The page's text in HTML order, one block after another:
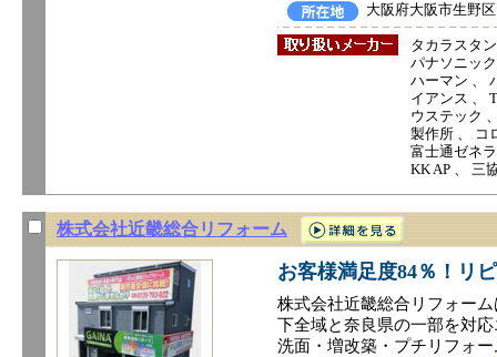
大阪府大阪市生野
タカラスタ
パナソニッ
ハーマン 、
イアンス 、
ウステック
製作所 、 コ
富士通ゼネ
KK AP 、 三
株式会社近畿総合リフォーム
お客様満足度84％！リ
株式会社近畿総合リフォー
下全域と奈良県の一部を対
洗面・増改築・プチリフォ